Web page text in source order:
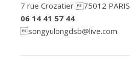
7 rue Crozatier 75012 PARIS
06 14 41 57 44
songyulongdsb@live.com